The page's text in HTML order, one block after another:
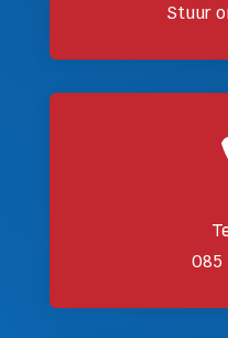
Stuur
085